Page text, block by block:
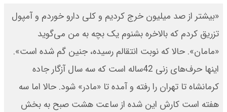
«بیشتر از صد میلیون خرج کردیم و کلی دارو خوردم و آمپول
تزریق کردم که بالاخره بشنوم یک بچه به‌ من می‌گوید‌
«مامان». حالا که نوبت انتقالم رسیده، جنین گم شده است».
اینها حرف‌های زنی 42‌ساله است که سه سال آزگار جاده
کرمانشاه تا تهران را رفته و آمده تا «مادر» شود. حالا اما سه
هفته است‌ کارش این شده از ساعت هشت صبح به بخش